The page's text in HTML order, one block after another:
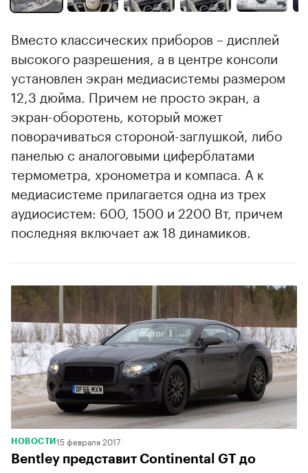
Вместо классических приборов – дисплей
высокого разрешения, а в центре консоли
установлен экран медиасистемы размером
12,3 дюйма. Причем не просто экран, а
экран-оборотень, который может
поворачиваться стороной-заглушкой, либо
панелью с аналоговыми циферблатами
термометра, хронометра и компаса. А к
медиасистеме прилагается одна из трех
аудиосистем: 600, 1500 и 2200 Вт, причем
последняя включает аж 18 динамиков.
НОВОСТИ 15 февраля 2017
Bentley представит Continental GT до